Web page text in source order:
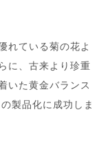
れている菊の花よ
に、古来より珍重
いた黄金バランス
製品化に成功しま